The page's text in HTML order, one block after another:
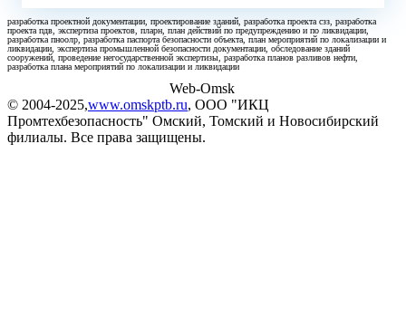
разработка проектной документации, проектирование зданий, разработка проекта сзз, разработка
проекта пдв, экспертиза проектов, пларн, план действий по предупреждению и по ликвидации,
разработка пноолр, разработка паспорта безопасности объекта, план мероприятий по локализации и
ликвидации, экспертиза промышленной безопасности документации, обследование зданий
сооружений, проведение негосударственной экспертизы, разработка планов разливов нефти,
разработка плана мероприятий по локализации и ликвидации
Web-Omsk
© 2004-2025,www.omskptb.ru, ООО "ИКЦ
Промтехбезопасность" Омский, Томский и Новосибирский
филиалы. Все права защищены.